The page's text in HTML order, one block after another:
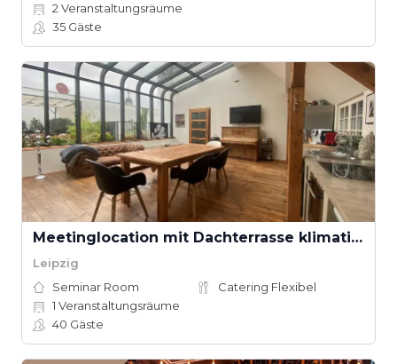
2 Veranstaltungsräume
35 Gäste
Meetinglocation mit Dachterrasse klimatisiert
Leipzig
Seminar Room
Catering Flexibel
1 Veranstaltungsräume
40 Gäste